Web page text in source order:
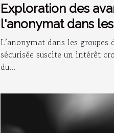
Exploration des
l'anonymat dans
de messagerie
L’anonymat dans les groupes
sécurisée suscite un intérêt
du...